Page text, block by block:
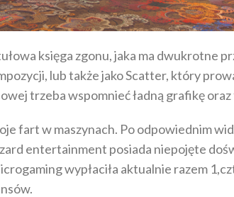
księga zgonu, jaka ma dwukrotne
lub także jako Scatter, który
trzeba wspomnieć ładną grafikę
fart w maszynach. Po odpowiednim
entertainment posiada niepojęte
wypłaciła aktualnie razem